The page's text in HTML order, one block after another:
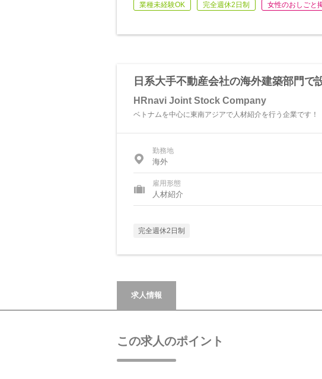
業種未経験OK 完全週休2日制 女性のおしごと
日系大手不動産会社の海外建築部門で
HRnavi Joint Stock Company
ベトナムを中心に東南アジアで人材紹介を行う企業です！
勤務地
海外
雇用形態
人材紹介
完全週休2日制
求人情報
この求人のポイント